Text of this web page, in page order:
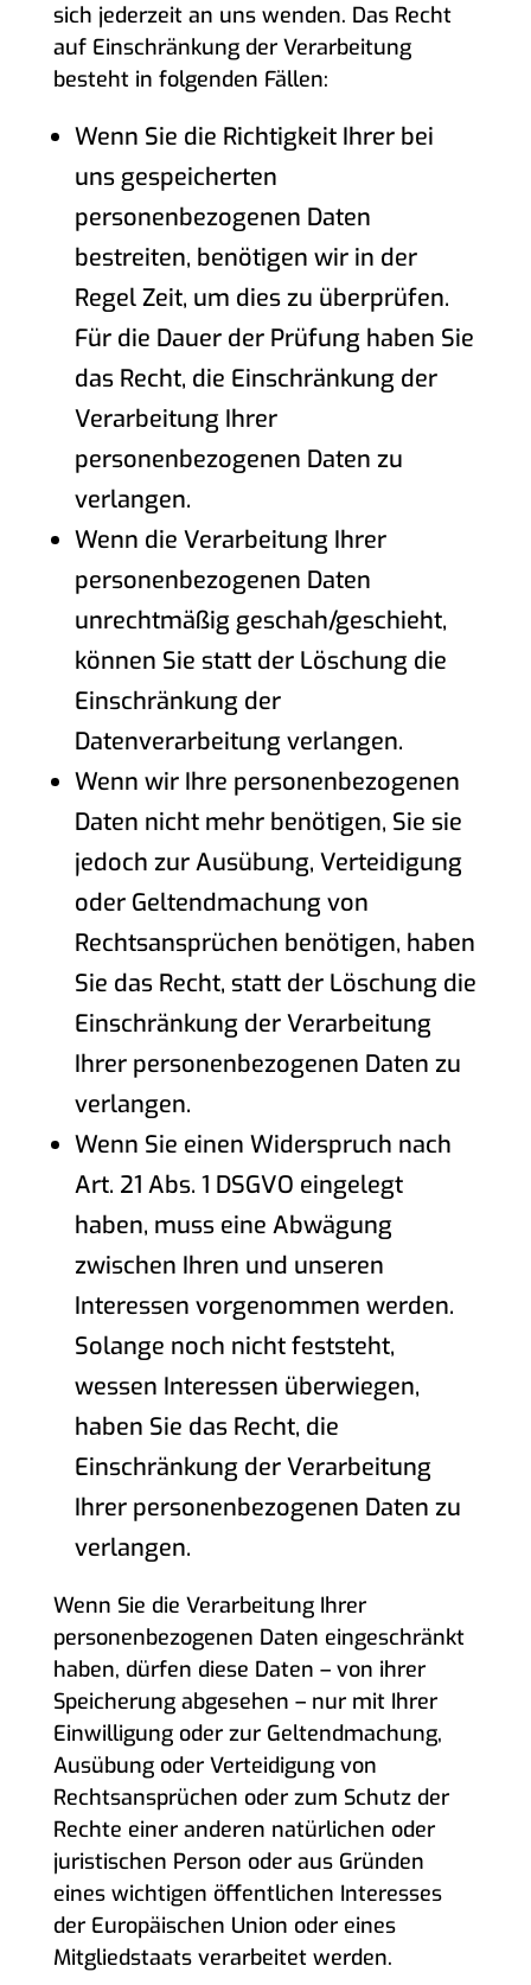
sich jederzeit an uns wenden. Das Recht
auf Einschränkung der Verarbeitung
besteht in folgenden Fällen:
Wenn Sie die Richtigkeit Ihrer bei
uns gespeicherten
personenbezogenen Daten
bestreiten, benötigen wir in der
Regel Zeit, um dies zu überprüfen.
Für die Dauer der Prüfung haben Sie
das Recht, die Einschränkung der
Verarbeitung Ihrer
personenbezogenen Daten zu
verlangen.
Wenn die Verarbeitung Ihrer
personenbezogenen Daten
unrechtmäßig geschah/geschieht,
können Sie statt der Löschung die
Einschränkung der
Datenverarbeitung verlangen.
Wenn wir Ihre personenbezogenen
Daten nicht mehr benötigen, Sie sie
jedoch zur Ausübung, Verteidigung
oder Geltendmachung von
Rechtsansprüchen benötigen, haben
Sie das Recht, statt der Löschung die
Einschränkung der Verarbeitung
Ihrer personenbezogenen Daten zu
verlangen.
Wenn Sie einen Widerspruch nach
Art. 21 Abs. 1 DSGVO eingelegt
haben, muss eine Abwägung
zwischen Ihren und unseren
Interessen vorgenommen werden.
Solange noch nicht feststeht,
wessen Interessen überwiegen,
haben Sie das Recht, die
Einschränkung der Verarbeitung
Ihrer personenbezogenen Daten zu
verlangen.
Wenn Sie die Verarbeitung Ihrer
personenbezogenen Daten eingeschränkt
haben, dürfen diese Daten – von ihrer
Speicherung abgesehen – nur mit Ihrer
Einwilligung oder zur Geltendmachung,
Ausübung oder Verteidigung von
Rechtsansprüchen oder zum Schutz der
Rechte einer anderen natürlichen oder
juristischen Person oder aus Gründen
eines wichtigen öffentlichen Interesses
der Europäischen Union oder eines
Mitgliedstaats verarbeitet werden.